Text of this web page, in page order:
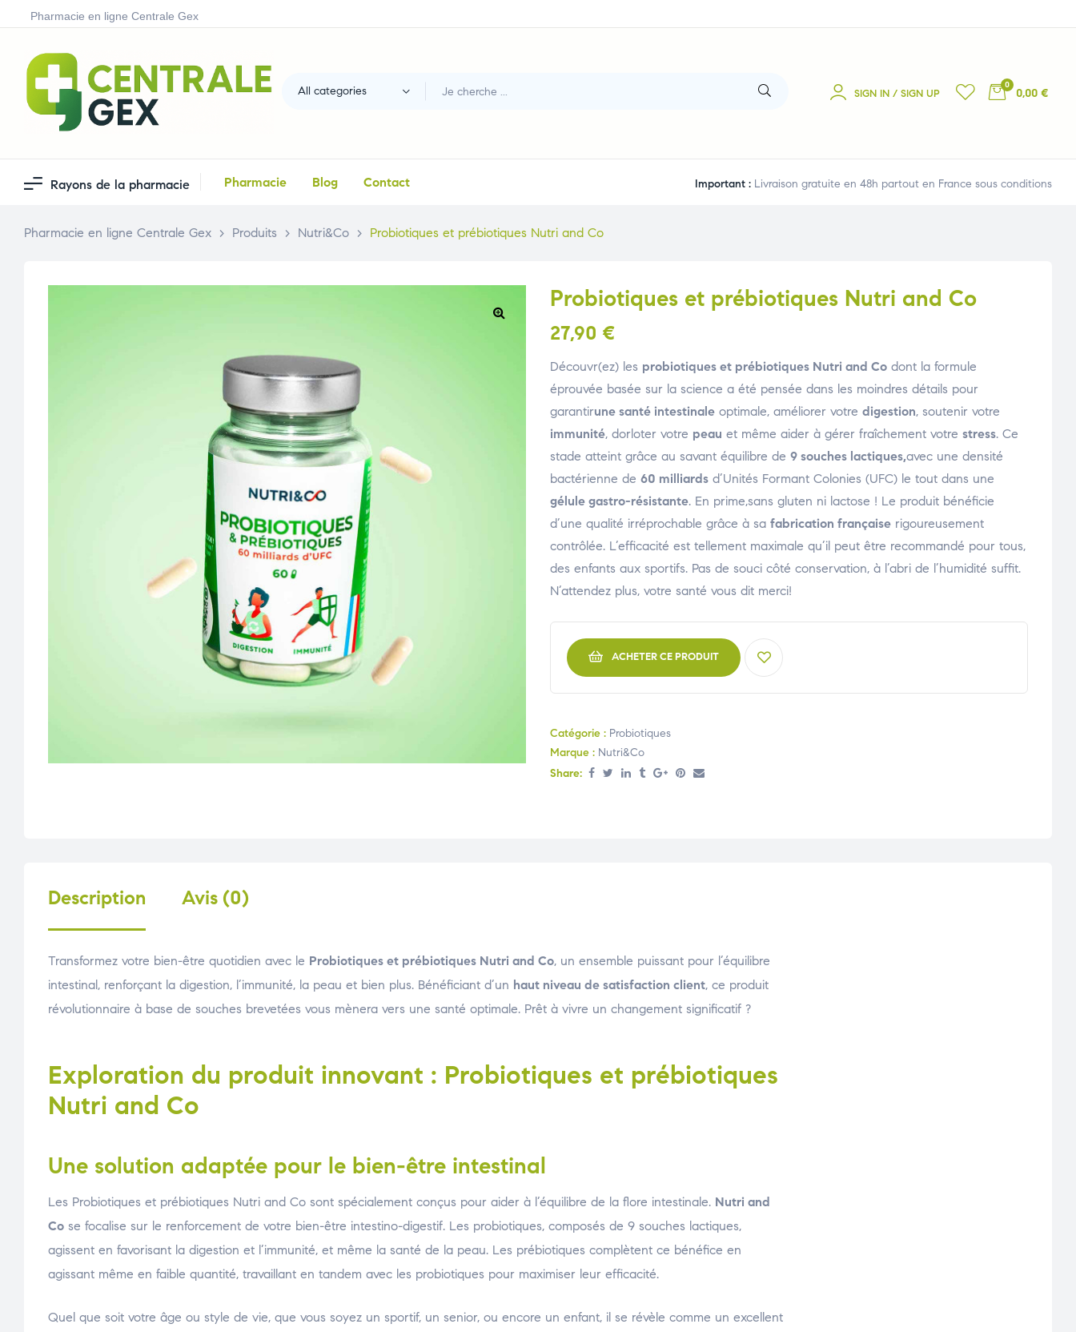
Pharmacie en ligne Centrale Gex
All categories SIGN IN / SIGN UP
0
0,00 €
Rayons de la pharmacie Pharmacie Blog Contact Important :Livraison gratuite en 48h partout en France sous conditions
Pharmacie en ligne Centrale Gex > Produits > Nutri&Co > Probiotiques et prébiotiques Nutri and Co
Probiotiques et prébiotiques Nutri and Co
27,90 €
Découvr(ez) les probiotiques et prébiotiques Nutri and Co dont la formule
éprouvée basée sur la science a été pensée dans les moindres détails pour
garantirune santé intestinale optimale, améliorer votre digestion, soutenir votre
immunité, dorloter votre peau et même aider à gérer fraîchement votre stress. Ce
stade atteint grâce au savant équilibre de 9 souches lactiques,avec une densité
bactérienne de 60 milliards d’Unités Formant Colonies (UFC) le tout dans une
gélule gastro-résistante. En prime,sans gluten ni lactose ! Le produit bénéficie
d’une qualité irréprochable grâce à sa fabrication française rigoureusement
contrôlée. L’efficacité est tellement maximale qu’il peut être recommandé pour tous,
des enfants aux sportifs. Pas de souci côté conservation, à l’abri de l’humidité suffit.
N’attendez plus, votre santé vous dit merci!
ACHETER CE PRODUIT
Catégorie : Probiotiques
Marque : Nutri&Co
Share:
Description Avis (0)
Transformez votre bien-être quotidien avec le Probiotiques et prébiotiques Nutri and Co, un ensemble puissant pour l’équilibre
intestinal, renforçant la digestion, l’immunité, la peau et bien plus. Bénéficiant d’un haut niveau de satisfaction client, ce produit
révolutionnaire à base de souches brevetées vous mènera vers une santé optimale. Prêt à vivre un changement significatif ?
Exploration du produit innovant : Probiotiques et prébiotiques
Nutri and Co
Une solution adaptée pour le bien-être intestinal
Les Probiotiques et prébiotiques Nutri and Co sont spécialement conçus pour aider à l’équilibre de la flore intestinale. Nutri and
Co se focalise sur le renforcement de votre bien-être intestino-digestif. Les probiotiques, composés de 9 souches lactiques,
agissent en favorisant la digestion et l’immunité, et même la santé de la peau. Les prébiotiques complètent ce bénéfice en
agissant même en faible quantité, travaillant en tandem avec les probiotiques pour maximiser leur efficacité.
Quel que soit votre âge ou style de vie, que vous soyez un sportif, un senior, ou encore un enfant, il se révèle comme un excellent